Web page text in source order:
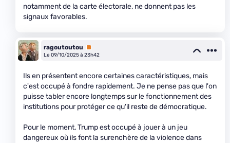
notamment de la carte électorale, ne donnent pas les
signaux favorables.
ragoutoutou
Premium
Le 09/10/2025 à 23h42
Ils en présentent encore certaines caractéristiques, mais
c'est occupé à fondre rapidement. Je ne pense pas que l'on
puisse tabler encore longtemps sur le fonctionnement des
institutions pour protéger ce qu'il reste de démocratique.
Pour le moment, Trump est occupé à jouer à un jeu
dangereux où ils font la surenchère de la violence dans